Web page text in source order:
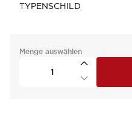
TYPENSCHILD
Menge auswählen